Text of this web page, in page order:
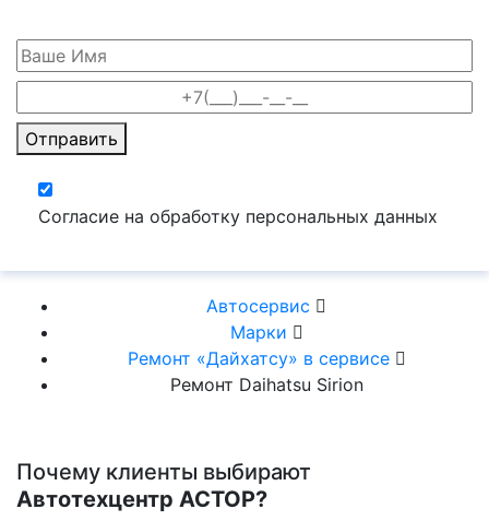
Отправить
Согласие на обработку персональных данных
Автосервис
Марки
Ремонт «Дайхатсу» в сервисе
Ремонт Daihatsu Sirion
Почему клиенты выбирают
Автотехцентр АСТОР?